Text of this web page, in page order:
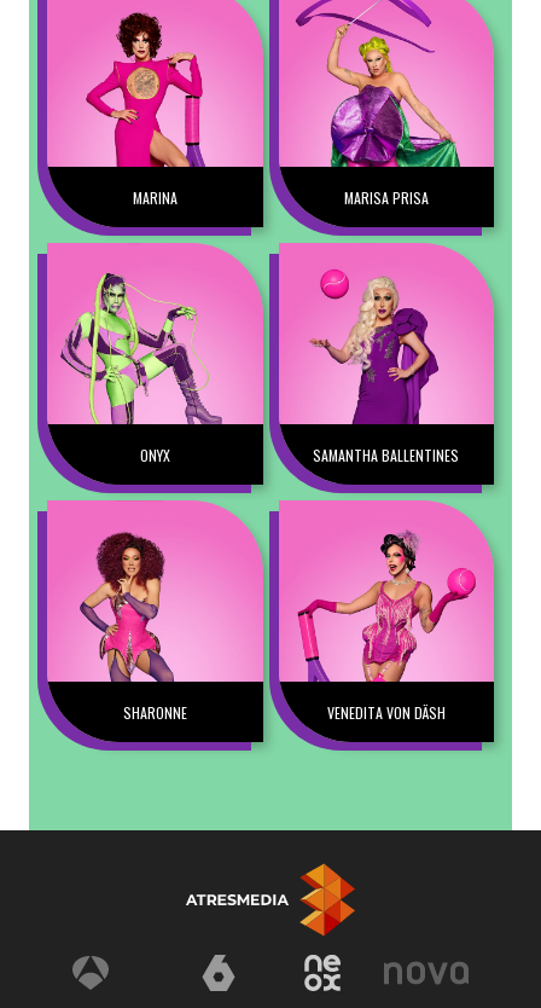
MARINA MARISA PRISA
ONYX SAMANTHA BALLENTINES
SHARONNE VENEDITA VON DÄSH